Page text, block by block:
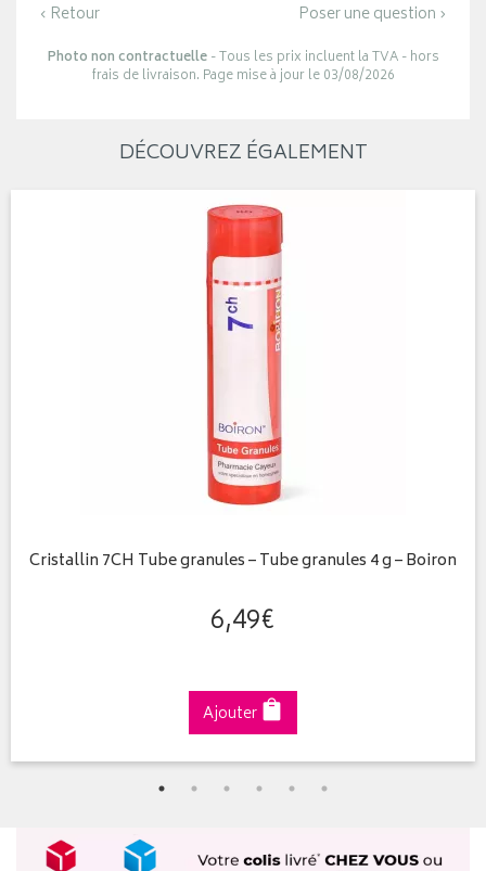
‹ Retour Poser une question ›
Photo non contractuelle- Tous les prix incluent la TVA - hors
frais de livraison. Page mise à jour le 03/08/2026
DÉCOUVREZ ÉGALEMENT
Cristallin 7CH Tube granules – Tube granules 4 g – Boiron
6,49€
Ajouter